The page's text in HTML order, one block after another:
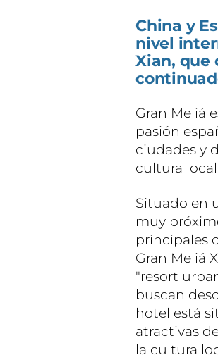
China y
nivel
Xian, que
Gran Meliá
pasión
ciudades y
cultura
Situado en
muy
principales
Gran Meliá
"resort
buscan
hotel está
atractivas
la cultura